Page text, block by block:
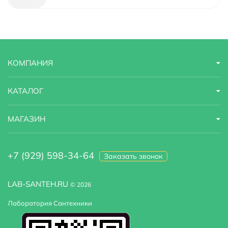
Форма раковины
Материал фасада
Оснащение крепления
Система хранения С ящиками
Цвет раковины : Белый
LAB-SANTEH.RU © 2026
Лаборатория Сантехники
КОМПАНИЯ
КАТАЛОГ
МАГАЗИН
+7 (929) 598-34-64 Заказать звонок